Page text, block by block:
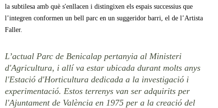
la subtilesa amb què s'enllacen i distingixen els espais successius que
l’integren conformen un bell parc en un suggeridor barri, el de l’Artista
Faller.
L’actual Parc de Benicalap pertanyia al Ministeri
d'Agricultura, i allí va estar ubicada durant molts anys
l'Estació d'Horticultura dedicada a la investigació i
experimentació. Estos terrenys van ser adquirits per
l'Ajuntament de València en 1975 per a la creació del